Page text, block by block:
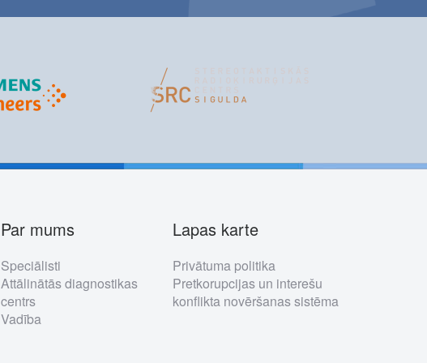
Par mums
Speciālisti
Attālinātās diagnostikas
centrs
Vadība
Lapas karte
Privātuma politika
Pretkorupcijas un interešu
konflikta novēršanas sistēma